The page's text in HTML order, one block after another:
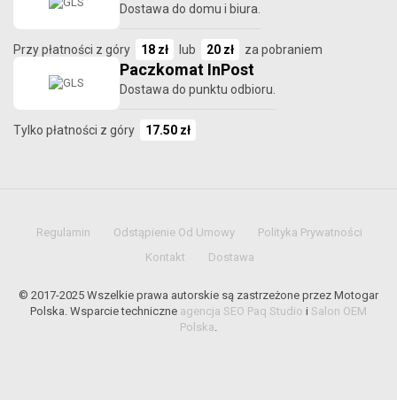
Dostawa do domu i biura.
Przy płatności z góry 18 zł lub 20 zł za pobraniem
Paczkomat InPost
Dostawa do punktu odbioru.
Tylko płatności z góry 17.50 zł
Regulamin Odstąpienie Od Umowy
Polityka Prywatności
Kontakt
Dostawa
© 2017-2025 Wszelkie prawa autorskie są zastrzeżone przez Motogar
Polska. Wsparcie techniczne agencja SEO Paq Studio i Salon OEM
Polska